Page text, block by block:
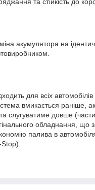
та стійкість до
акумулятора на
для всіх
вмикається раніше,
слугуватиме довше
обладнання, що
палива в